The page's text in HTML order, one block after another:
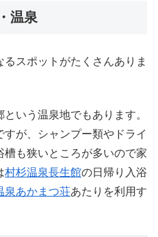
温泉
スポットがたくさんありま
いう温泉地でもあります。
が、シャンプー類やドライ
も狭いところが多いので家
村杉温泉長生館の日帰り入浴
泉あかまつ荘あたりを利用す